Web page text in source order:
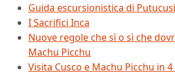
Guida escursionistica di Putucusi
I Sacrifici Inca
Nuove regole che sì o sì che
Machu Picchu
Visita Cusco e Machu Picchu in